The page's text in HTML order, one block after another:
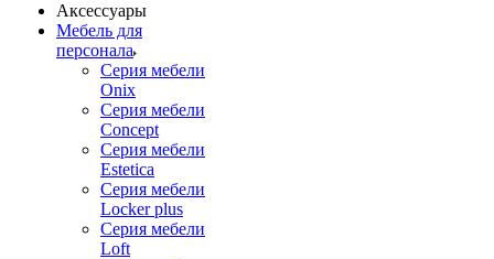
Аксессуары
Мебель для
персонала
Серия мебели
Onix
Серия мебели
Concept
Серия мебели
Estetica
Серия мебели
Locker plus
Серия мебели
Loft